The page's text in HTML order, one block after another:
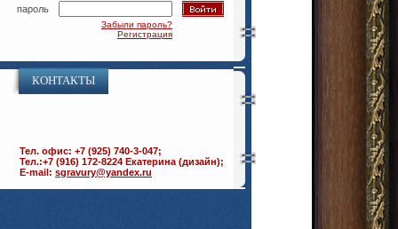
пароль
Забыли пароль?
Регистрация
КОНТАКТЫ
Тел. офис: +7 (925) 740-3-047;
Тел.:+7 (916) 172-8224 Екатерина (дизайн);
E-mail: sgravury@yandex.ru